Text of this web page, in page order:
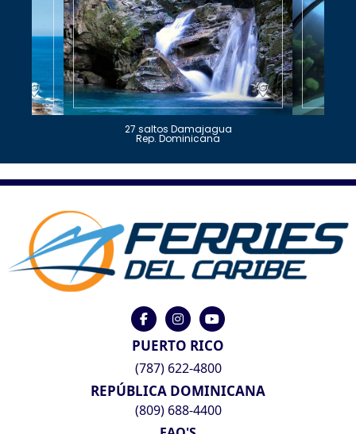
27 saltos Damajagua
Rep. Dominicana
PUERTO RICO
(787) 622-4800
REPÚBLICA DOMINICANA
(809) 688-4400